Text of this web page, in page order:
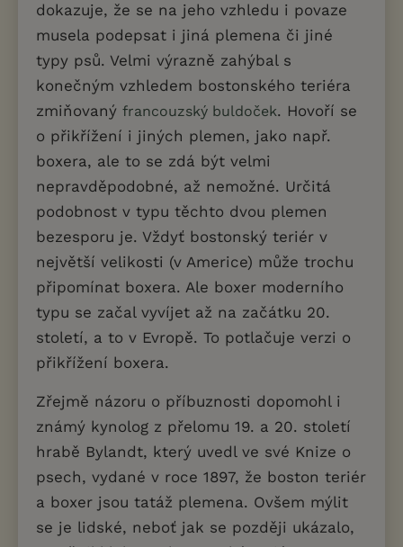
dokazuje, že se na jeho vzhledu i povaze
musela podepsat i jiná plemena či jiné
typy psů. Velmi výrazně zahýbal s
konečným vzhledem bostonského teriéra
zmiňovaný francouzský buldoček. Hovoří se
o přikřížení i jiných plemen, jako např.
boxera, ale to se zdá být velmi
nepravděpodobné, až nemožné. Určitá
podobnost v typu těchto dvou plemen
bezesporu je. Vždyť bostonský teriér v
největší velikosti (v Americe) může trochu
připomínat boxera. Ale boxer moderního
typu se začal vyvíjet až na začátku 20.
století, a to v Evropě. To potlačuje verzi o
přikřížení boxera.
Zřejmě názoru o příbuznosti dopomohl i
známý kynolog z přelomu 19. a 20. století
hrabě Bylandt, který uvedl ve své Knize o
psech, vydané v roce 1897, že boston teriér
a boxer jsou tatáž plemena. Ovšem mýlit
se je lidské, neboť jak se později ukázalo,